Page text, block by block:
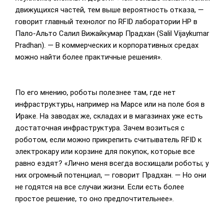
движущихся частей, тем выше вероятность отказа, —
говорит главный технолог по RFID лаборатории НР в
Пало-Альто Салил Вижайкумар Прадхан (Salil Vijaykumar
Pradhan). — В коммерческих и корпоративных средах
можно найти более практичные решения».
По его мнению, роботы полезнее там, где нет
инфраструктуры, например на Марсе или на поле боя в
Ираке. На заводах же, складах и в магазинах уже есть
достаточная инфраструктура. Зачем возиться с
роботом, если можно прикрепить считыватель RFID к
электрокару или корзине для покупок, которые все
равно ездят? «Лично меня всегда восхищали роботы; у
них огромный потенциал, — говорит Прадхан. — Но они
не годятся на все случаи жизни. Если есть более
простое решение, то оно предпочтительнее».